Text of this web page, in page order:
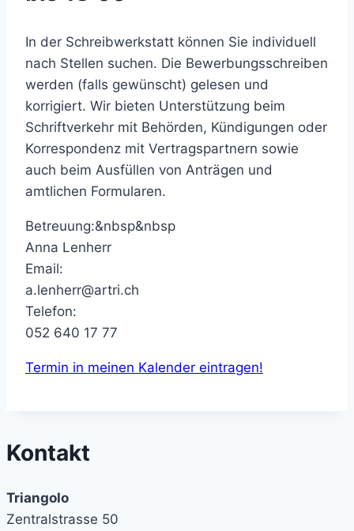
In der Schreibwerkstatt können Sie individuell
nach Stellen suchen. Die Bewerbungsschreiben
werden (falls gewünscht) gelesen und
korrigiert. Wir bieten Unterstützung beim
Schriftverkehr mit Behörden, Kündigungen oder
Korrespondenz mit Vertragspartnern sowie
auch beim Ausfüllen von Anträgen und
amtlichen Formularen.
Betreuung:&nbsp&nbsp
Anna Lenherr
Email:
a.lenherr@artri.ch
Telefon:
052 640 17 77
Termin in meinen Kalender eintragen!
Kontakt
Triangolo
Zentralstrasse 50